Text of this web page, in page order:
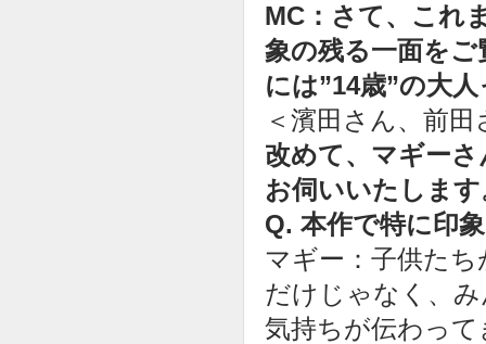
MC：さて、これ
象の残る一面を
には”14歳”の大
＜濱田さん、前
改めて、マギー
お伺いいたします
Q. 本作で特に印
マギー：子供た
だけじゃなく、
気持ちが伝わっ